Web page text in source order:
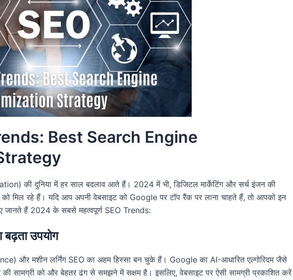
Best Search Engine
की दुनिया में हर साल बदलाव आते हैं। 2024 में भी, डिजिटल मार्केटिंग और सर्च इंजन की
मिल रहे हैं। यदि आप अपनी वेबसाइट को Google पर टॉप रैंक पर लाना चाहते हैं, तो आपको इन
जानते हैं 2024 के सबसे महत्वपूर्ण SEO Trends:
उपयोग
और मशीन लर्निंग SEO का अहम हिस्सा बन चुके हैं। Google का AI-आधारित एल्गोरिदम जैसे
सामग्री को और बेहतर ढंग से समझने में सक्षम है। इसलिए, वेबसाइट पर ऐसी सामग्री प्रकाशित करें